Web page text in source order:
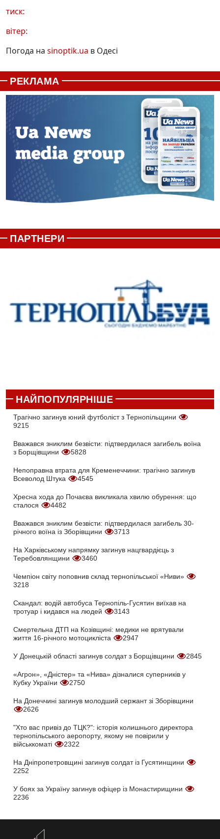
тиск:
вітер:
Погода на sinoptik.ua в Одесі
РЕКЛАМА
ПАРТНЕРИ
НАЙПОПУЛЯРНІШЕ
Трагічно загинув юний футболіст з Тернопільщини
9215
Вважався зниклим безвісти: підтвердилася загибель воїна
з Борщівщини
5828
Непоправна втрата для Кременеччини: трагічно загинув
Всеволод Штука
4545
Хресна хода до Почаєва викликала хвилю обурення: що
сталося
4482
Вважався зниклим безвісти: підтвердилася загибель 30-
річного воїна із Зборівщини
3713
На Харківському напрямку загинув нацгвардієць з
Теребовлянщини
3460
Чемпіон світу поповнив склад тернопільської «Ниви»
3218
Скандал: водій автобуса Тернопіль-Гусятин виїхав на
тротуар і кидався на людей
3143
Смертельна ДТП на Козівщині: медики не врятували
життя 16-річного мотоцикліста
2947
У Донецькій області загинув солдат з Борщівщини 2845
«Агрон», «Дністер» та «Нива» дізналися суперників у
Кубку України
2750
На Донеччині загинув молодший сержант зі Зборівщини
2626
"Хто вас привіз до ТЦК?": історія колишнього директора
тернопільського аеропорту, якому не повірили у
військкоматі
2322
На Дніпропетровщині загинув солдат із Гусятинщини
2252
У боях за Україну загинув офіцер із Монастирищини
2236